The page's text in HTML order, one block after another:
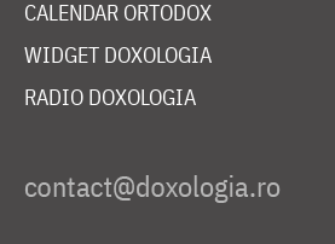
CALENDAR ORTODOX
WIDGET DOXOLOGIA
RADIO DOXOLOGIA